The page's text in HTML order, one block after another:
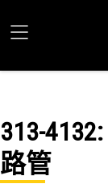
313-4132
路管